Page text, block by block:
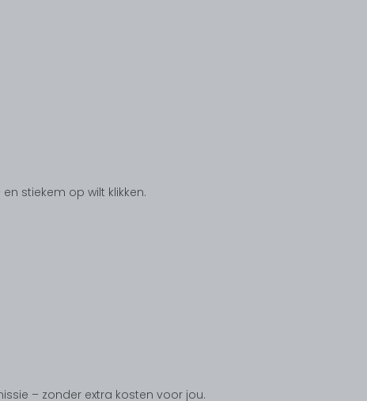
stiekem op wilt klikken.
– zonder extra kosten voor jou.